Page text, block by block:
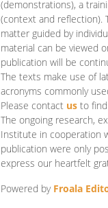
(demonstrations), a
(context and reflection).
matter guided by
material can be viewed
publication will be
The texts make use of
acronyms commonly
Please contact us to
The ongoing research,
Institute in cooperation
publication were only
express our heartfelt
Powered by Froala